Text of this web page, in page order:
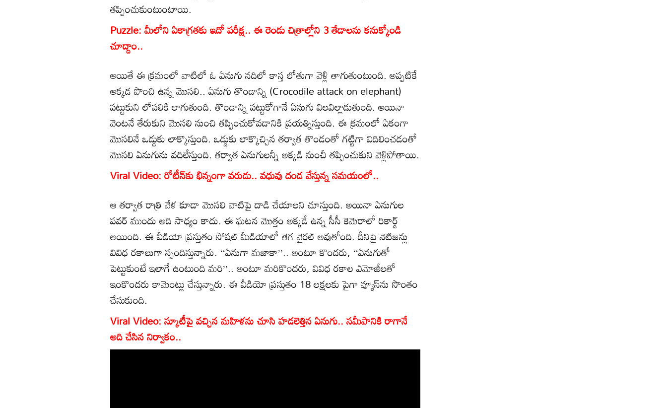
తప్పించుకుంటుంటాయి.
Puzzle: మీలోని ఏకాగ్రతకు ఇదో పరీక్ష.. ఈ రెండు చిత్రాల్లోని 3 తేడాలను కనుక్కోండి
చూద్దాం..
అయితే ఈ క్రమంలో వాటిలో ఓ ఏనుగు నదిలో కాస్త లోతుగా వెళ్లి తాగుతుంటుంది. అప్పటికే
అక్కడ పొంచి ఉన్న మొసలి.. ఏనుగు తొండాన్ని (Crocodile attack on elephant)
పట్టుకుని లోపలికి లాగుతుంది. తొండాన్ని పట్టుకోగానే ఏనుగు విలవిల్లాడుతుంది. అయినా
వెంటనే తేరుకుని మొసలి నుంచి తప్పించుకోవడానికి ప్రయత్నిస్తుంది. ఈ క్రమంలో ఏకంగా
మొసలినే ఒడ్డుకు లాక్కొస్తుంది. ఒడ్డుకు లాక్కొచ్చిన తర్వాత తొండంతో గట్టిగా విదిలించడంతో
మొసలి ఏనుగును వదిలేస్తుంది. తర్వాత ఏనుగులన్నీ అక్కడి నుంచీ తప్పించుకుని వెళ్లిపోతాయి.
Viral Video: రోటీన్‌కు భిన్నంగా వరుడు.. వధువు దండ వేస్తున్న సమయంలో..
ఆ తర్వాత రాత్రి వేళ కూడా మొసలి వాటిపై దాడి చేయాలని చూస్తుంది. అయినా ఏనుగుల
పవర్ ముందు అది సాధ్యం కాదు. ఈ ఘటన మొత్తం అక్కడే ఉన్న సీసీ కెమెరాలో రికార్డ్
అయింది. ఈ వీడియో ప్రస్తుతం సోషల్ మీడియాలో తెగ వైరల్ అవుతోంది. దీనిపై నెటిజన్లు
వివిధ రకాలుగా స్పందిస్తున్నారు. ‘‘ఏనుగా మజాకా’’.. అంటూ కొందరు, ‘‘ఏనుగుతో
పెట్టుకుంటే ఇలాగే ఉంటుంది మరి’’.. అంటూ మరికొందరు, వివిధ రకాల ఎమోజీలతో
ఇంకొందరు కామెంట్లు చేస్తున్నారు. ఈ వీడియో ప్రస్తుతం 18 లక్షలకు పైగా వ్యూస్‌ను సొంతం
చేసుకుంది.
Viral Video: స్కూటీపై వచ్చిన మహిళను చూసి హడలెత్తిన ఏనుగు.. సమీపానికి రాగానే
అది చేసిన నిర్వాకం..